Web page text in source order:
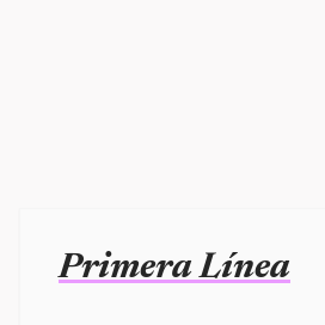
Primera Línea